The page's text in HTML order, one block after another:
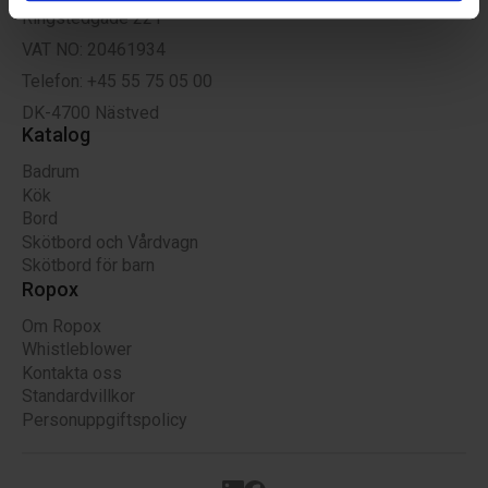
de har indsamlet fra din brug af deres tjenester.
Ringstedgade 221
VAT NO: 20461934
Telefon: +45 55 75 05 00
DK-4700 Nästved
Katalog
Badrum
Kök
Bord
Skötbord och Vårdvagn
Skötbord för barn
Ropox
Om Ropox
Whistleblower
Kontakta oss
Standardvillkor
Personuppgiftspolicy